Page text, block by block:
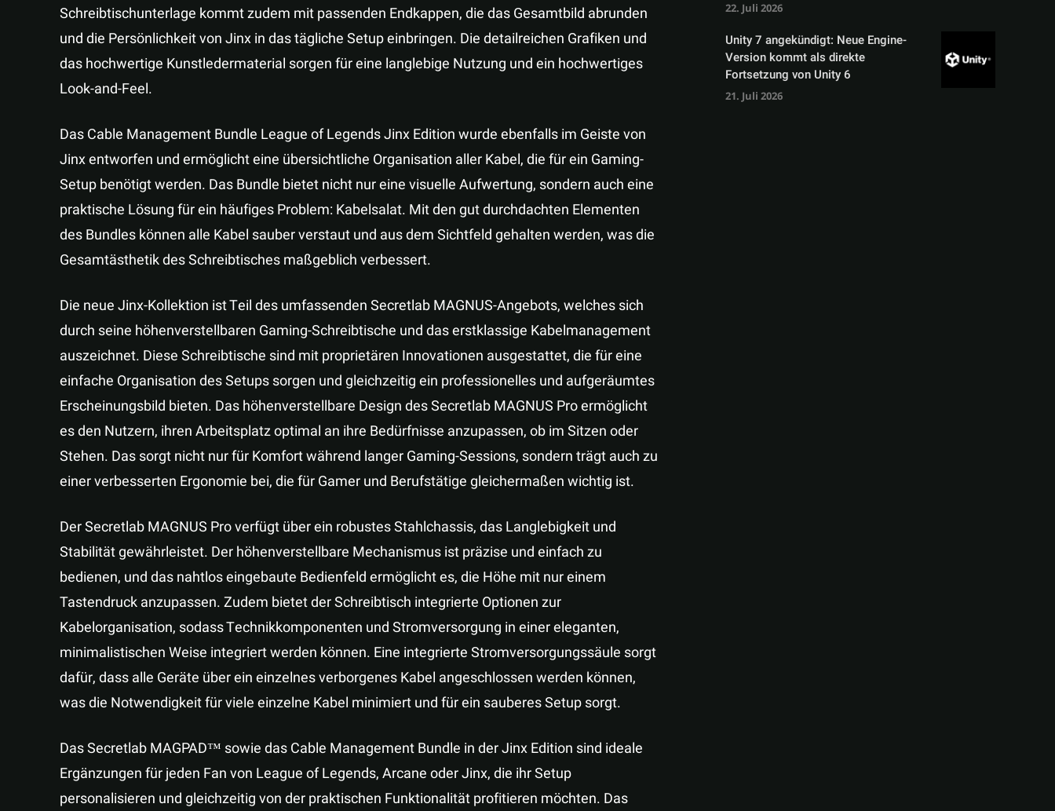
Schreibtischunterlage kommt zudem mit passenden Endkappen, die das Gesamtbild abrunden
und die Persönlichkeit von Jinx in das tägliche Setup einbringen. Die detailreichen Grafiken und
das hochwertige Kunstledermaterial sorgen für eine langlebige Nutzung und ein hochwertiges
Look-and-Feel.
Das Cable Management Bundle League of Legends Jinx Edition wurde ebenfalls im Geiste von
Jinx entworfen und ermöglicht eine übersichtliche Organisation aller Kabel, die für ein Gaming-
Setup benötigt werden. Das Bundle bietet nicht nur eine visuelle Aufwertung, sondern auch eine
praktische Lösung für ein häufiges Problem: Kabelsalat. Mit den gut durchdachten Elementen
des Bundles können alle Kabel sauber verstaut und aus dem Sichtfeld gehalten werden, was die
Gesamtästhetik des Schreibtisches maßgeblich verbessert.
Die neue Jinx-Kollektion ist Teil des umfassenden Secretlab MAGNUS-Angebots, welches sich
durch seine höhenverstellbaren Gaming-Schreibtische und das erstklassige Kabelmanagement
auszeichnet. Diese Schreibtische sind mit proprietären Innovationen ausgestattet, die für eine
einfache Organisation des Setups sorgen und gleichzeitig ein professionelles und aufgeräumtes
Erscheinungsbild bieten. Das höhenverstellbare Design des Secretlab MAGNUS Pro ermöglicht
es den Nutzern, ihren Arbeitsplatz optimal an ihre Bedürfnisse anzupassen, ob im Sitzen oder
Stehen. Das sorgt nicht nur für Komfort während langer Gaming-Sessions, sondern trägt auch zu
einer verbesserten Ergonomie bei, die für Gamer und Berufstätige gleichermaßen wichtig ist.
Der Secretlab MAGNUS Pro verfügt über ein robustes Stahlchassis, das Langlebigkeit und
Stabilität gewährleistet. Der höhenverstellbare Mechanismus ist präzise und einfach zu
bedienen, und das nahtlos eingebaute Bedienfeld ermöglicht es, die Höhe mit nur einem
Tastendruck anzupassen. Zudem bietet der Schreibtisch integrierte Optionen zur
Kabelorganisation, sodass Technikkomponenten und Stromversorgung in einer eleganten,
minimalistischen Weise integriert werden können. Eine integrierte Stromversorgungssäule sorgt
dafür, dass alle Geräte über ein einzelnes verborgenes Kabel angeschlossen werden können,
was die Notwendigkeit für viele einzelne Kabel minimiert und für ein sauberes Setup sorgt.
Das Secretlab MAGPAD™ sowie das Cable Management Bundle in der Jinx Edition sind ideale
Ergänzungen für jeden Fan von League of Legends, Arcane oder Jinx, die ihr Setup
personalisieren und gleichzeitig von der praktischen Funktionalität profitieren möchten. Das
22. Juli 2026
Unity 7 angekündigt: Neue Engine-
Version kommt als direkte
Fortsetzung von Unity 6
21. Juli 2026